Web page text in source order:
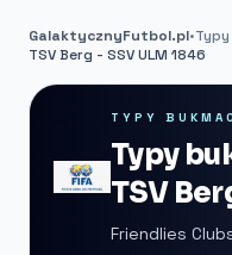
GalaktycznyFutbol.pl•
TSV Berg - SSV ULM 1846
TYPY
Typy
TSV
Friendlies